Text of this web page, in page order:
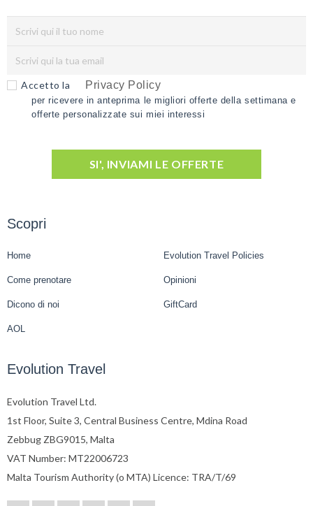
Accetto la Privacy Policy
per ricevere in anteprima le migliori offerte della settimana e
offerte personalizzate sui miei interessi
SI', INVIAMI LE OFFERTE
Scopri
Home Evolution Travel Policies
Come prenotare Opinioni
Dicono di noi GiftCard
AOL
Evolution Travel
Evolution Travel Ltd.
1st Floor, Suite 3, Central Business Centre, Mdina Road
Zebbug ZBG9015, Malta
VAT Number: MT22006723
Malta Tourism Authority (o MTA) Licence: TRA/T/69